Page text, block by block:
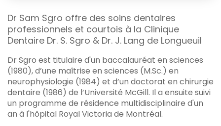
Dr Sam Sgro offre des soins dentaires
professionnels et courtois à la Clinique
Dentaire Dr. S. Sgro & Dr. J. Lang de Longueuil
Dr Sgro est titulaire d'un baccalauréat en sciences
(1980), d’une maîtrise en sciences (M.Sc.) en
neurophysiologie (1984) et d’un doctorat en chirurgie
dentaire (1986) de l’Université McGill. Il a ensuite suivi
un programme de résidence multidisciplinaire d'un
an à l'hôpital Royal Victoria de Montréal.